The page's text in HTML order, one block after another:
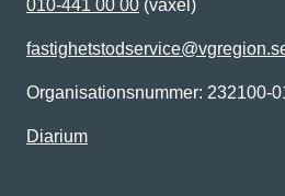
010-441 00 00 (växel)
Organisationsnummer: 232100-
Diarium